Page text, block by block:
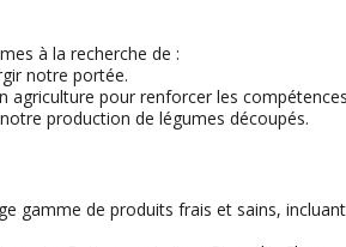
à la recherche de :
notre portée.
agriculture pour renforcer les
production de légumes découpés.
gamme de produits frais et sains,